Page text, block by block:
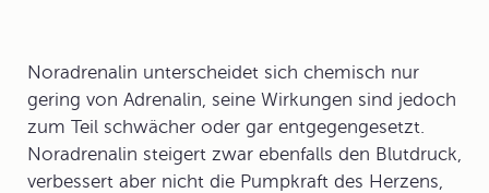
Noradrenalin unterscheidet sich chemisch nur
gering von Adrenalin, seine Wirkungen sind jedoch
zum Teil schwächer oder gar entgegengesetzt.
Noradrenalin steigert zwar ebenfalls den Blutdruck,
verbessert aber nicht die Pumpkraft des Herzens,